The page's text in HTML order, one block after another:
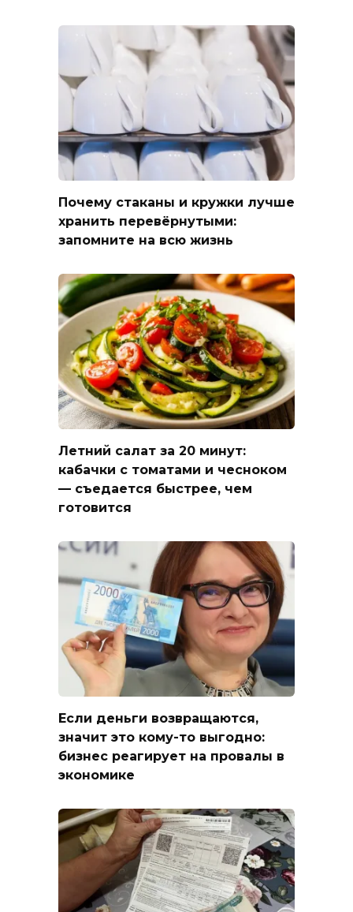
Почему стаканы и кружки лучше
хранить перевёрнутыми:
запомните на всю жизнь
Летний салат за 20 минут:
кабачки с томатами и чесноком
— съедается быстрее, чем
готовится
Если деньги возвращаются,
значит это кому-то выгодно:
бизнес реагирует на провалы в
экономике